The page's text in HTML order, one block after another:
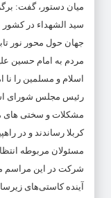
میان دستور، گفت:
سید الشهداء در کشور
جهان حول محور نور
مردم به امام حسین
اسلام و مسلمین را نا
رئیس مجلس شورای
مشکلات و سختی های
کربلا رساندند و در
مسئولان مربوطه
شرکت در این مراسم
آینده کاستی‌های